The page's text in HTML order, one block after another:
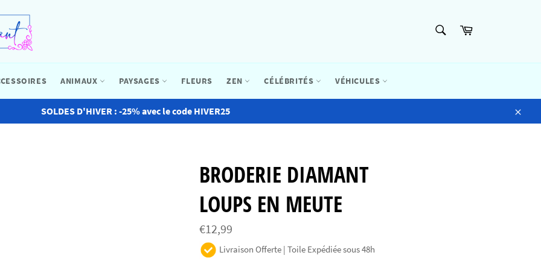
Panier
ANIMAUX PAYSAGES FLEURS ZEN CÉLÉBRITÉS VÉHICULES
SOLDES D'HIVER : -25% avec le code HIVER25
Close
BRODERIE DIAMANT
LOUPS EN MEUTE
Prix
régulier
€12,99
Livraison Offerte | Toile Expédiée sous 48h